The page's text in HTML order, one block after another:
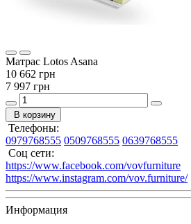
Матрас Lotos Asana
10 662 грн
7 997 грн
В корзину
Телефоны:
0979768555 0509768555 0639768555
Соц сети:
https://www.facebook.com/vovfurniture
https://www.instagram.com/vov.furniture/
Информация